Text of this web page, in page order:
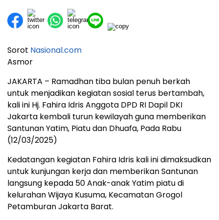
Sorot Nasional.com
Asmor
JAKARTA – Ramadhan tiba bulan penuh berkah
untuk menjadikan kegiatan sosial terus bertambah,
kali ini Hj. Fahira Idris Anggota DPD RI Dapil DKI
Jakarta kembali turun kewilayah guna memberikan
Santunan Yatim, Piatu dan Dhuafa, Pada Rabu
(12/03/2025)
Kedatangan kegiatan Fahira Idris kali ini dimaksudkan
untuk kunjungan kerja dan memberikan Santunan
langsung kepada 50 Anak-anak Yatim piatu di
kelurahan Wijaya Kusuma, Kecamatan Grogol
Petamburan Jakarta Barat.